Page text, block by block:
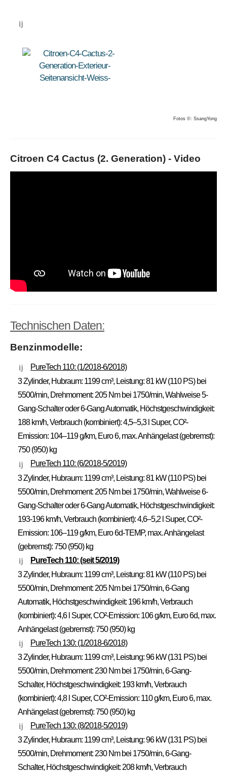
Fotos ©: SsangYong
Citroen C4 Cactus (2. Generation) - Video
Technischen Daten:
Benzinmodelle:
PureTech 110: (1/2018-6/2018)
3 Zylinder, Hubraum: 1199 cm³, Leistung: 81 kW (110 PS) bei
5500/min, Drehmoment: 205 Nm bei 1750/min, Wahlweise 5-
Gang-Schalter oder 6-Gang Automatik, Höchstgeschwindigkeit:
188 km/h, Verbrauch (kombiniert): 4,5–5,3 l Super, CO²-
Emission: 104–119 g/km, Euro 6, max. Anhängelast (gebremst):
750 (950) kg
PureTech 110: (6/2018-5/2019)
3 Zylinder, Hubraum: 1199 cm³, Leistung: 81 kW (110 PS) bei
5500/min, Drehmoment: 205 Nm bei 1750/min, Wahlweise 6-
Gang-Schalter oder 6-Gang Automatik, Höchstgeschwindigkeit:
193-196 km/h, Verbrauch (kombiniert): 4,6–5,2 l Super, CO²-
Emission: 106–119 g/km, Euro 6d-TEMP, max. Anhängelast
(gebremst): 750 (950) kg
PureTech 110: (seit 5/2019)
3 Zylinder, Hubraum: 1199 cm³, Leistung: 81 kW (110 PS) bei
5500/min, Drehmoment: 205 Nm bei 1750/min, 6-Gang
Automatik, Höchstgeschwindigkeit: 196 km/h, Verbrauch
(kombiniert): 4,6 l Super, CO²-Emission: 106 g/km, Euro 6d, max.
Anhängelast (gebremst): 750 (950) kg
PureTech 130: (1/2018-6/2018)
3 Zylinder, Hubraum: 1199 cm³, Leistung: 96 kW (131 PS) bei
5500/min, Drehmoment: 230 Nm bei 1750/min, 6-Gang-
Schalter, Höchstgeschwindigkeit: 193 km/h, Verbrauch
(kombiniert): 4,8 l Super, CO²-Emission: 110 g/km, Euro 6, max.
Anhängelast (gebremst): 750 (950) kg
PureTech 130: (8/2018-5/2019)
3 Zylinder, Hubraum: 1199 cm³, Leistung: 96 kW (131 PS) bei
5500/min, Drehmoment: 230 Nm bei 1750/min, 6-Gang-
Schalter, Höchstgeschwindigkeit: 208 km/h, Verbrauch